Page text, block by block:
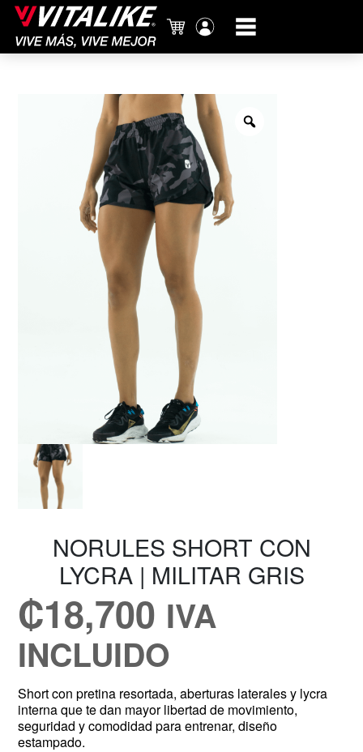
Carrito
cuenta
NORULES SHORT CON
LYCRA | MILITAR GRIS
₡18,700 IVA
INCLUIDO
Short con pretina resortada, aberturas laterales y lycra
interna que te dan mayor libertad de movimiento,
seguridad y comodidad para entrenar, diseño
estampado.